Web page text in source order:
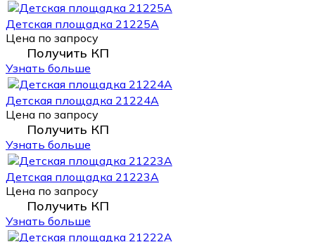
Детская площадка 21225А
Цена по запросу
Получить КП
Узнать больше
Детская площадка 21224А
Цена по запросу
Получить КП
Узнать больше
Детская площадка 21223А
Цена по запросу
Получить КП
Узнать больше